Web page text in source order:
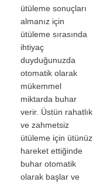
ütüleme sonuçları
almanız için
ütüleme sırasında
ihtiyaç
duyduğunuzda
otomatik olarak
mükemmel
miktarda buhar
verir. Üstün rahatlık
ve zahmetsiz
ütüleme için ütünüz
hareket ettiğinde
buhar otomatik
olarak başlar ve